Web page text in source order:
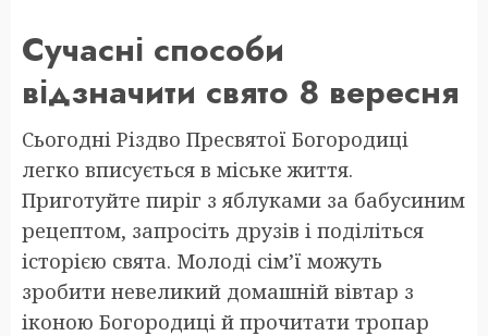
Сучасні способи
відзначити свято 8 вересня
Сьогодні Різдво Пресвятої Богородиці
легко вписується в міське життя.
Приготуйте пиріг з яблуками за бабусиним
рецептом, запросіть друзів і поділіться
історією свята. Молоді сім’ї можуть
зробити невеликий домашній вівтар з
іконою Богородиці й прочитати тропар